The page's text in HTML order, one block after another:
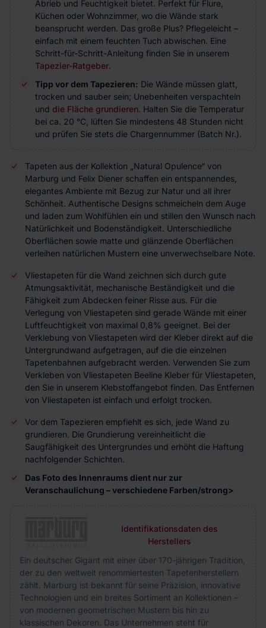
Abrieb und Feuchtigkeit bietet. Perfekt für Flure,
Küchen oder Wohnzimmer, wo die Wände stark
beansprucht werden. Das große Plus? Pflegeleicht –
einfach mit einem feuchten Tuch abwischen. Eine
Schritt-für-Schritt-Anleitung finden Sie in unserem
Tapezier-Ratgeber.
Tipp vor dem Tapezieren: Die Wände müssen glatt,
trocken und sauber sein; Unebenheiten verspachteln
und die Fläche grundieren. Halten Sie die Temperatur
bei ca. 20 °C, lüften Sie mindestens 48 Stunden nicht
und prüfen Sie stets die Chargennummer (Batch Nr.).
Tapeten aus der Kollektion „Natural Opulence“ von
Marburg und Felix Diener schaffen ein entspannendes,
elegantes Ambiente mit Bezug zur Natur und all ihrer
Schönheit. Authentische Designs schmeicheln dem Auge
und laden zum Wohlfühlen ein und stillen den Wunsch nach
Natürlichkeit und Bodenständigkeit. Unterschiedliche
Oberflächen sowie matte und glänzende Oberflächen
verleihen natürlichen Mustern eine unverwechselbare Note.
Vliestapeten für die Wand zeichnen sich durch gute
Atmungsaktivität, mechanische Beständigkeit und die
Fähigkeit zum Abdecken feiner Risse aus. Für die
Verlegung von Vliestapeten sind gerade Wände mit einer
Luftfeuchtigkeit von maximal 0,8% geeignet. Bei der
Verklebung von Vliestapeten wird der Kleber direkt auf die
Untergrundwand aufgetragen, auf die die einzelnen
Tapetenbahnen aufgebracht werden. Verwenden Sie zum
Verkleben von Vliestapeten Beeline Kleber für Vliestapeten,
den Sie in unserem Klebstoffangebot finden. Das Entfernen
von Vliestapeten ist einfach und erfolgt trocken.
Vor dem Tapezieren empfiehlt es sich, jede Wand zu
grundieren. Die Grundierung vereinheitlicht die
Saugfähigkeit des Untergrundes und erhöht die Haftung
nachfolgender Schichten.
Das Foto des Innenraums dient nur zur
Veranschaulichung – verschiedene Farben/strong>
Identifikationsdaten des
Herstellers
Ein deutscher Gigant mit einer über 170-jährigen Tradition,
der zu den weltweit renommiertesten Tapetenherstellern
zählt. Marburg ist bekannt für seine Präzision, innovative
Technologien und ein breites Sortiment an Kollektionen –
von modernen geometrischen Mustern bis hin zu
klassischen Dekoren. Das Unternehmen steht für